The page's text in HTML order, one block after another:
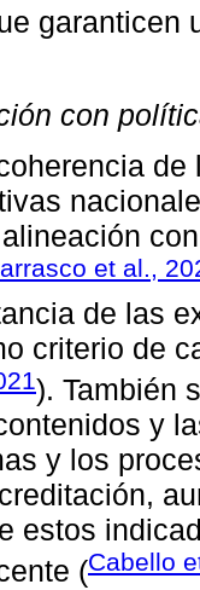
garanticen
con
et al.,
de las
criterio de
). También
y
y los
estos
(Cabello